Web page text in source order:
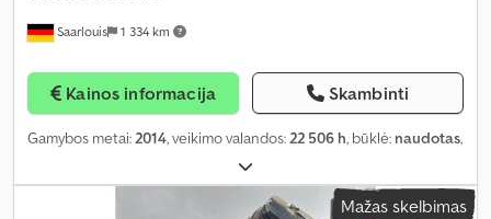
Saarlouis 1 334 km
Kainos informacija Skambinti
Gamybos metai:2014, veikimo valandos:22 506 h, būklė: naudotas,
Mažas skelbimas